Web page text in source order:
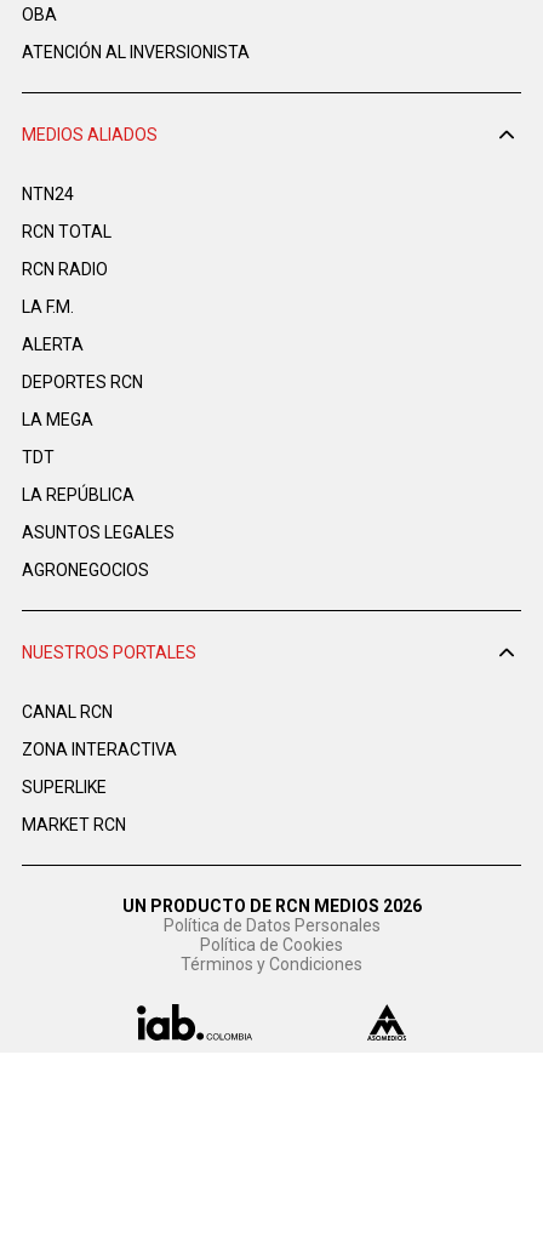
OBA
ATENCIÓN AL INVERSIONISTA
MEDIOS ALIADOS
NTN24
RCN TOTAL
RCN RADIO
LA F.M.
ALERTA
DEPORTES RCN
LA MEGA
TDT
LA REPÚBLICA
ASUNTOS LEGALES
AGRONEGOCIOS
NUESTROS PORTALES
CANAL RCN
ZONA INTERACTIVA
SUPERLIKE
MARKET RCN
UN PRODUCTO DE RCN MEDIOS 2026
Política de Datos Personales
Política de Cookies
Términos y Condiciones